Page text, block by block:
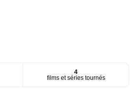
4
films et séries tournés